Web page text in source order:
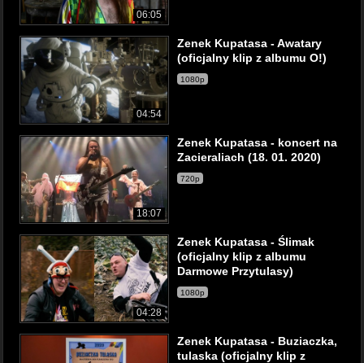
06:05
04:54
Zenek Kupatasa - Awatary
(oficjalny klip z albumu O!)
1080p
18:07
Zenek Kupatasa - koncert na
Zacieraliach (18. 01. 2020)
720p
04:28
Zenek Kupatasa - Ślimak
(oficjalny klip z albumu
Darmowe Przytulasy)
1080p
Zenek Kupatasa - Buziaczka,
tulaska (oficjalny klip z